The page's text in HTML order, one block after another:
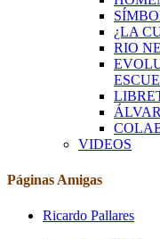
¿LA
RIO
VIDEOS
Páginas Amigas
Ricardo Pallares